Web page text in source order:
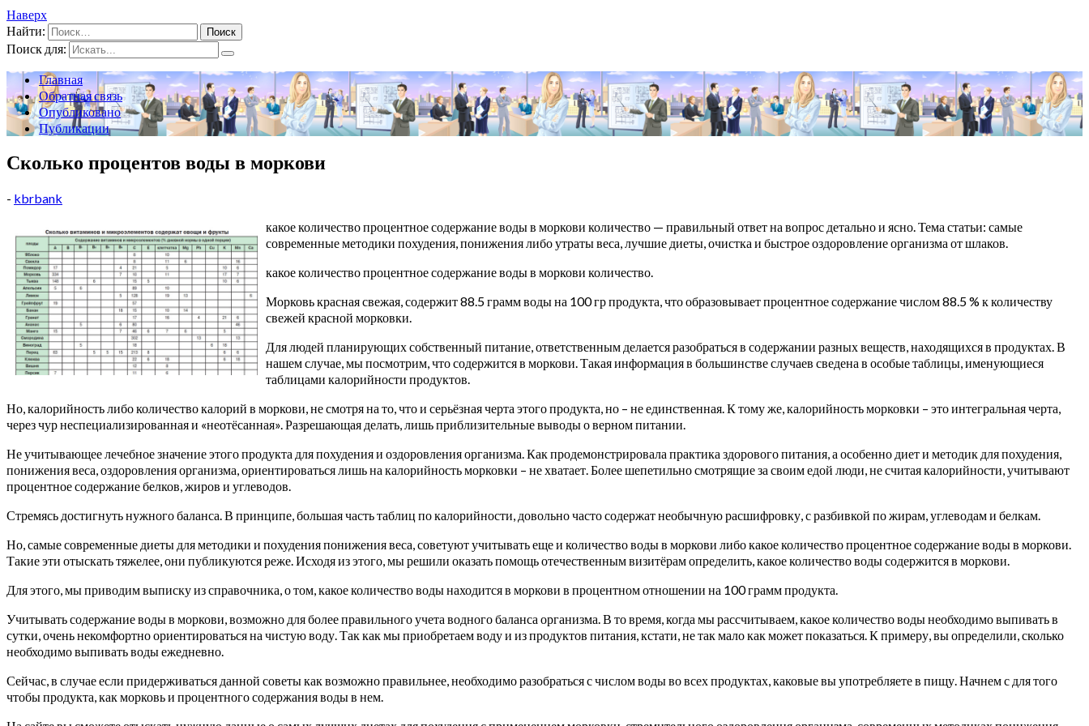
Наверх
Найти:
Поиск для:
Главная
Обратная связь
Опубликовано
Публикации
Сколько процентов воды в моркови
- kbrbank
какое количество процентное содержание воды в моркови количество — правильный ответ на вопрос детально и ясно. Тема статьи: самые
современные методики похудения, понижения либо утраты веса, лучшие диеты, очистка и быстрое оздоровление организма от шлаков.
какое количество процентное содержание воды в моркови количество.
Морковь красная свежая, содержит 88.5 грамм воды на 100 гр продукта, что образовывает процентное содержание числом 88.5 % к количеству
свежей красной морковки.
Для людей планирующих собственный питание, ответственным делается разобраться в содержании разных веществ, находящихся в продуктах. В
нашем случае, мы посмотрим, что содержится в моркови. Такая информация в большинстве случаев сведена в особые таблицы, именующиеся
таблицами калорийности продуктов.
Но, калорийность либо количество калорий в моркови, не смотря на то, что и серьёзная черта этого продукта, но – не единственная. К тому же, калорийность морковки – это интегральная черта,
через чур неспециализированная и «неотёсанная». Разрешающая делать, лишь приблизительные выводы о верном питании.
Не учитывающее лечебное значение этого продукта для похудения и оздоровления организма. Как продемонстрировала практика здорового питания, а особенно диет и методик для похудения,
понижения веса, оздоровления организма, ориентироваться лишь на калорийность морковки – не хватает.Более шепетильно смотрящие за своим едой люди, не считая калорийности, учитывают
процентное содержание белков, жиров и углеводов.
Стремясь достигнуть нужного баланса. В принципе, большая часть таблиц по калорийности, довольно часто содержат необычную расшифровку, с разбивкой по жирам, углеводам и белкам.
Но, самые современные диеты для методики и похудения понижения веса, советуют учитывать еще и количество воды в моркови либо какое количество процентное содержание воды в моркови.
Такие эти отыскать тяжелее, они публикуются реже. Исходя из этого, мы решили оказать помощь отечественным визитёрам определить, какое количество воды содержится в моркови.
Для этого, мы приводим выписку из справочника, о том, какое количество воды находится в моркови в процентном отношении на 100 грамм продукта.
Учитывать содержание воды в моркови, возможно для более правильного учета водного баланса организма. В то время, когда мы рассчитываем, какое количество воды необходимо выпивать в
сутки, очень некомфортно ориентироваться на чистую воду. Так как мы приобретаем воду и из продуктов питания, кстати, не так мало как может показаться. К примеру, вы определили, сколько
необходимо выпивать воды ежедневно.
Сейчас, в случае если придерживаться данной советы как возможно правильнее, необходимо разобраться с числом воды во всех продуктах, каковые вы употребляете в пищу. Начнем с для того
чтобы продукта, как морковь и процентного содержания воды в нем.